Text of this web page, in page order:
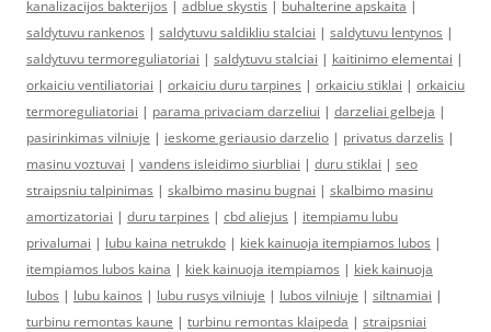
kanalizacijos bakterijos | adblue skystis | buhalterine apskaita |
saldytuvu rankenos | saldytuvu saldikliu stalciai | saldytuvu lentynos |
saldytuvu termoreguliatoriai | saldytuvu stalciai | kaitinimo elementai |
orkaiciu ventiliatoriai | orkaiciu duru tarpines | orkaiciu stiklai | orkaiciu
termoreguliatoriai | parama privaciam darzeliui | darzeliai gelbeja |
pasirinkimas vilniuje | ieskome geriausio darzelio | privatus darzelis |
masinu voztuvai | vandens isleidimo siurbliai | duru stiklai | seo
straipsniu talpinimas | skalbimo masinu bugnai | skalbimo masinu
amortizatoriai | duru tarpines | cbd aliejus | itempiamu lubu
privalumai | lubu kaina netrukdo | kiek kainuoja itempiamos lubos |
itempiamos lubos kaina | kiek kainuoja itempiamos | kiek kainuoja
lubos | lubu kainos | lubu rusys vilniuje | lubos vilniuje | siltnamiai |
turbinu remontas kaune | turbinu remontas klaipeda | straipsniai